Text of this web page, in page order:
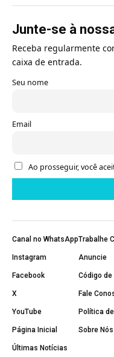
Junte-se à
Receba regularmente
caixa de entrada.
Seu nome
Email
Ao prosseguir, você
Canal no WhatsApp
Instagram
Facebook
X
YouTube
Página Inicial
Últimas Notícias
Trabalhe
Anuncie
Código
Fale
Política
Sobre Nós